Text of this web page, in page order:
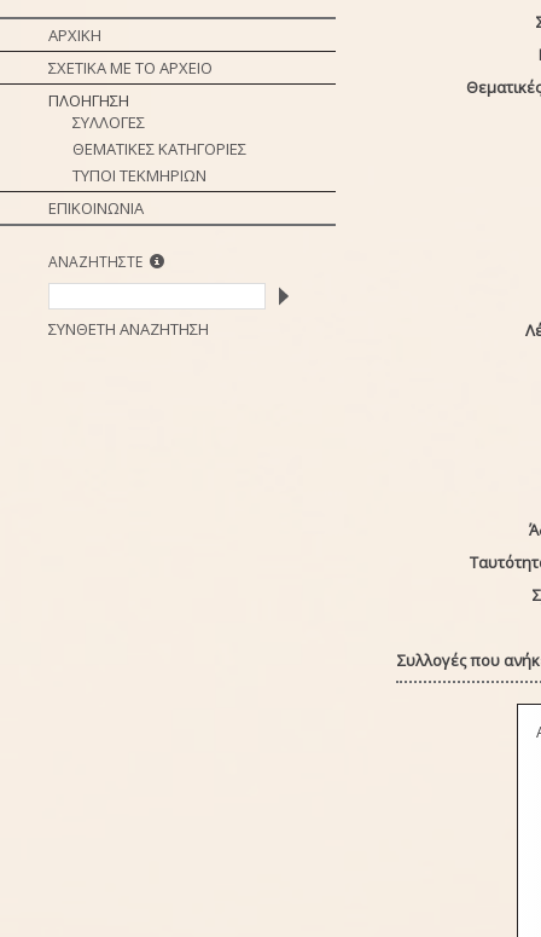
ΑΡΧΙΚΗ
ΣΧΕΤΙΚΑ ΜΕ ΤΟ ΑΡΧΕΙΟ
ΠΛΟΗΓΗΣΗ
ΣΥΛΛΟΓΕΣ
ΘΕΜΑΤΙΚΕΣ ΚΑΤΗΓΟΡΙΕΣ
ΤΥΠΟΙ ΤΕΚΜΗΡΙΩΝ
ΕΠΙΚΟΙΝΩΝΙΑ
ΑΝΑΖΗΤΗΣΤΕ
ΣΥΝΘΕΤΗ ΑΝΑΖΗΤΗΣΗ
Συλλογές που